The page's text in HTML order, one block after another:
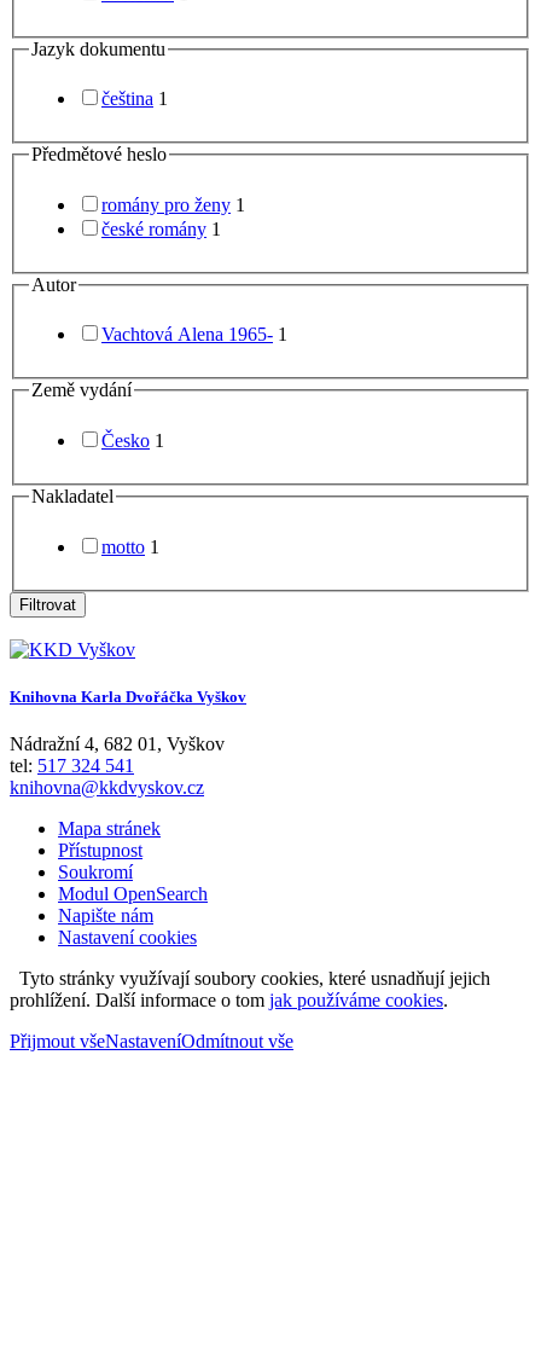
Jazyk dokumentu
čeština 1
Předmětové heslo
romány pro ženy 1
české romány 1
Autor
Vachtová Alena 1965- 1
Země vydání
Česko 1
Nakladatel
motto 1
Filtrovat
Knihovna Karla Dvořáčka Vyškov
Nádražní 4, 682 01 , Vyškov
tel: 517 324 541
knihovna@kkdvyskov.cz
Mapa stránek
Přístupnost
Soukromí
Modul OpenSearch
Napište nám
Nastavení cookies
Tyto stránky využívají soubory cookies, které usnadňují jejich
prohlížení. Další informace o tom jak používáme cookies.
Přijmout všeNastaveníOdmítnout vše